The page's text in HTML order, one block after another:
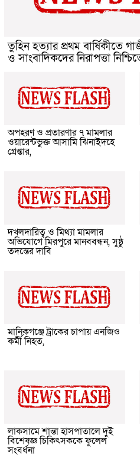
তুহিন হত্যার প্রথম বার্ষিকীতে
ও সাংবাদিকদের নিরাপত্তা
অপহরণ ও প্রতারণার ৭ মামলার
ওয়ারেন্টভুক্ত আসামি ঝিনাইদহে
গ্রেপ্তার,
দখলদারিত্ব ও মিথ্যা মামলার
অভিযোগে মিরপুরে মানববন্ধন, সুষ্ঠু
তদন্তের দাবি
মানিকগঞ্জে ট্রাকের চাপায় এনজিও
কর্মী নিহত,
লাকসামে শান্তা হাসপাতালে দুই
বিশেষজ্ঞ চিকিৎসককে ফুলেল
সংবর্ধনা